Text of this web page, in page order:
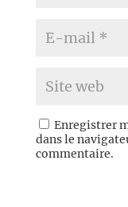
Enregistrer
dans le
commentaire.